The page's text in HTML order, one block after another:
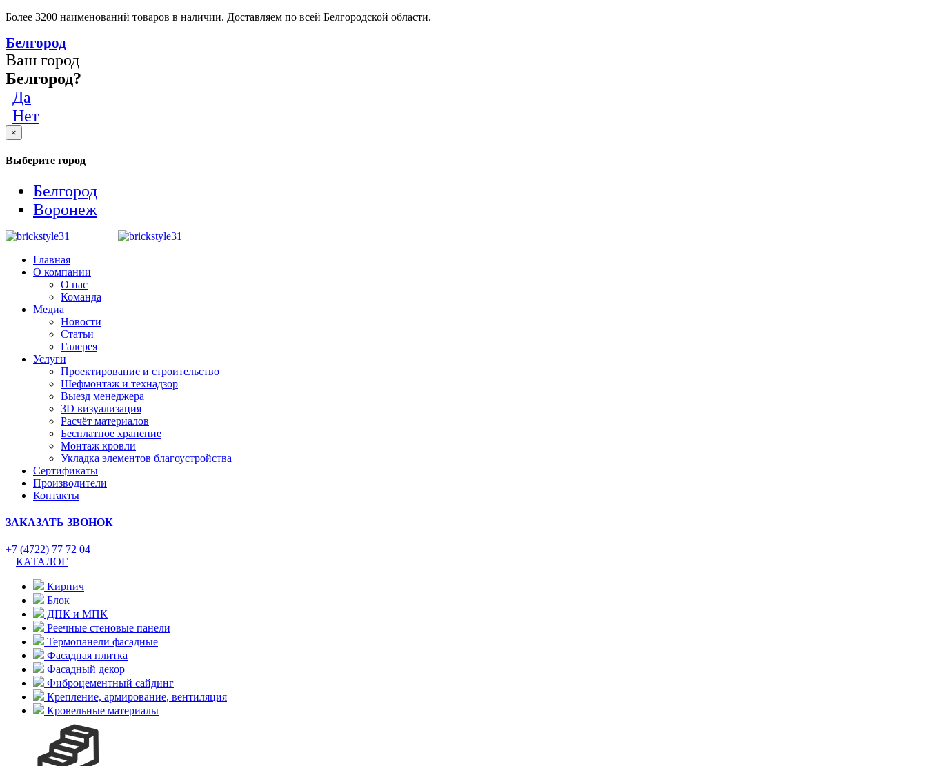
Более 3200 наименований товаров в наличии. Доставляем по всей Белгородской области.
Белгород
Ваш город
Белгород?
Да
Нет
×
Выберите город
Белгород
Воронеж
Главная
О компании
О нас
Команда
Медиа
Новости
Статьи
Галерея
Услуги
Проектирование и строительство
Шефмонтаж и технадзор
Выезд менеджера
3D визуализация
Расчёт материалов
Бесплатное хранение
Монтаж кровли
Укладка элементов благоустройства
Сертификаты
Производители
Контакты
ЗАКАЗАТЬ ЗВОНОК
+7 (4722) 77 72 04
КАТАЛОГ
Кирпич
Блок
ДПК и МПК
Реечные стеновые панели
Термопанели фасадные
Фасадная плитка
Фасадный декор
Фиброцементный сайдинг
Крепление, армирование, вентиляция
Кровельные материалы